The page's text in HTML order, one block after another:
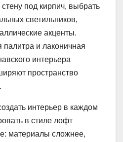
под кирпич, выбрать
светильников,
акценты.
палитра и лаконичная
интерьера
пространство
интерьер в каждом
в стиле лофт
материалы сложнее,